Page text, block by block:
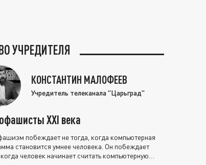
УЧРЕДИТЕЛЯ
КОНСТАНТИН МАЛОФЕЕВ
Учредитель телеканала "Царьград"
XXI века
побеждает не тогда, когда компьютерная
становится умнее человека. Он побеждает
человек начинает считать компьютерную